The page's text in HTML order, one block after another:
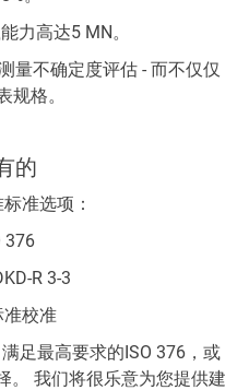
力高达5 MN。
量不确定度评估 - 而不仅仅
规格。
的
准选项：
376
R 3-3
校准
足最高要求的ISO 376，或
。 我们将很乐意为您提供建